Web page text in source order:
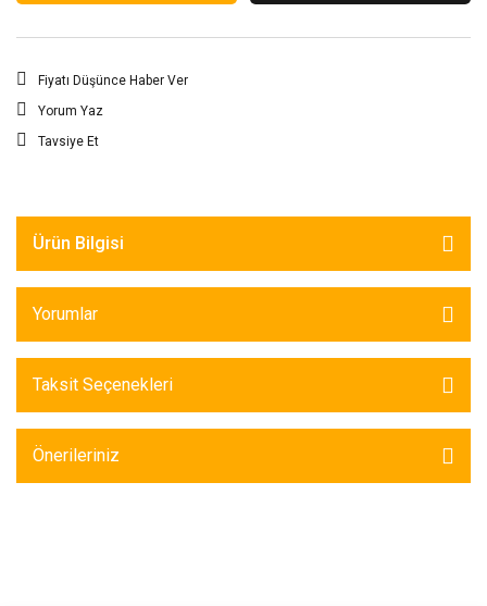
Fiyatı Düşünce Haber Ver
Yorum Yaz
Tavsiye Et
Ürün Bilgisi
Yorumlar
Taksit Seçenekleri
Önerileriniz